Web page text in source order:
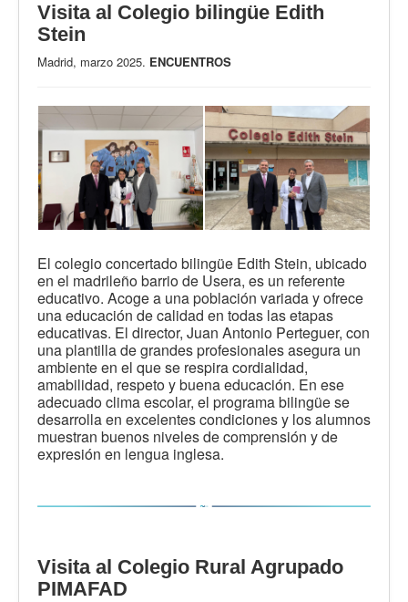
Visita al Colegio bilingüe Edith
Stein
Madrid, marzo 2025. ENCUENTROS
El colegio concertado bilingüe Edith Stein, ubicado
en el madrileño barrio de Usera, es un referente
educativo. Acoge a una población variada y ofrece
una educación de calidad en todas las etapas
educativas. El director, Juan Antonio Perteguer, con
una plantilla de grandes profesionales asegura un
ambiente en el que se respira cordialidad,
amabilidad, respeto y buena educación. En ese
adecuado clima escolar, el programa bilingüe se
desarrolla en excelentes condiciones y los alumnos
muestran buenos niveles de comprensión y de
expresión en lengua inglesa.
Visita al Colegio Rural Agrupado
PIMAFAD